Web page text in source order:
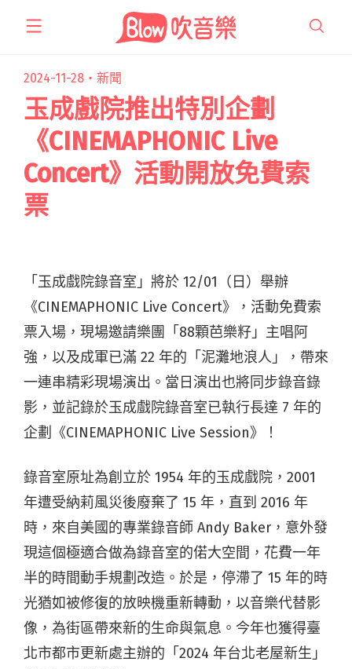
2024-11-28・ 新聞
玉成戲院推出特別企劃
《CINEMAPHONIC Live
Concert》活動開放免費索
票
「玉成戲院錄音室」將於 12/01（日）舉辦
《CINEMAPHONIC Live Concert》，活動免費索
票入場，現場邀請樂團「88顆芭樂籽」主唱阿
強，以及成軍已滿 22 年的「泥灘地浪人」，帶來
一連串精彩現場演出。當日演出也將同步錄音錄
影，並記錄於玉成戲院錄音室已執行長達 7 年的
企劃《CINEMAPHONIC Live Session》！
錄音室原址為創立於 1954 年的玉成戲院，2001
年遭受納莉風災後廢棄了 15 年，直到 2016 年
時，來自美國的專業錄音師 Andy Baker，意外發
現這個極適合做為錄音室的偌大空間，花費一年
半的時間動手規劃改造。於是，停滯了 15 年的時
光猶如被修復的放映機重新轉動，以音樂代替影
像，為街區帶來新的生命與氣息。今年也獲得臺
北市都市更新處主辦的「2024 年台北老屋新生」